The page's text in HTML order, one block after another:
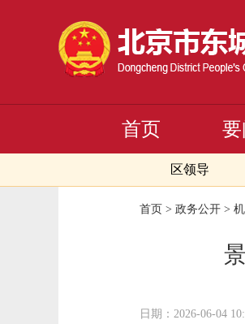
首页
区领导
首页 > 政务公开 >
日期：2026-06-04